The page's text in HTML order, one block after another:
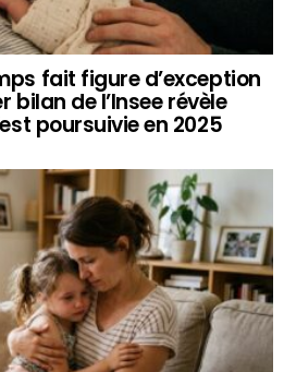
fait figure d’exception
bilan de l’Insee révèle
poursuivie en 2025